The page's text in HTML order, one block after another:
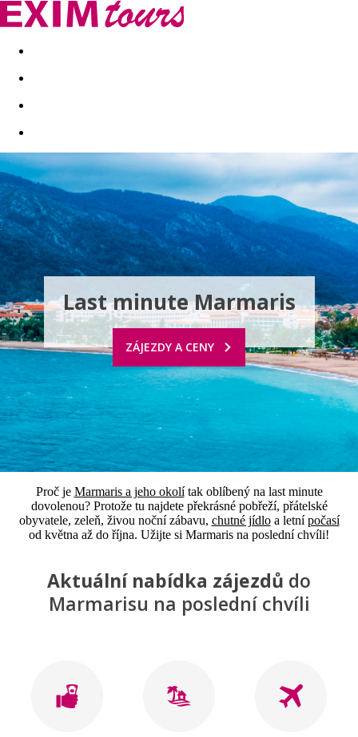
Akční nabídky Last minute
Last minute Marmaris
ZÁJEZDY A CENY
Proč je Marmaris a jeho okolítak oblíbený na last minute
dovolenou? Protože tu najdete překrásné pobřeží, přátelské
obyvatele, zeleň, živou noční zábavu, chutné jídloa letnípočasí
od května až do října. Užijte si Marmaris na poslední chvíli!
Aktuální nabídka zájezdů do
Marmarisu na poslední chvíli